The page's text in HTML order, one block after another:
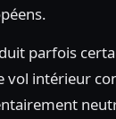
parfois
vol intérieur